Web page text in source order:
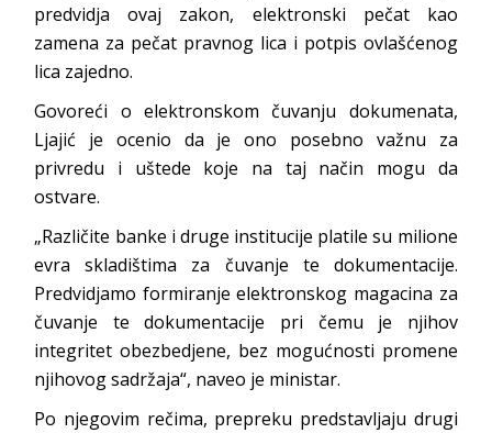
predvidja ovaj zakon, elektronski pečat kao
zamena za pečat pravnog lica i potpis ovlašćenog
lica zajedno.
Govoreći o elektronskom čuvanju dokumenata,
Ljajić je ocenio da je ono posebno važnu za
privredu i uštede koje na taj način mogu da
ostvare.
„Različite banke i druge institucije platile su milione
evra skladištima za čuvanje te dokumentacije.
Predvidjamo formiranje elektronskog magacina za
čuvanje te dokumentacije pri čemu je njihov
integritet obezbedjene, bez mogućnosti promene
njihovog sadržaja“, naveo je ministar.
Po njegovim rečima, prepreku predstavljaju drugi